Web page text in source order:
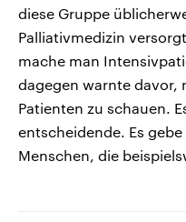
diese Gruppe
Palliativmedizin
mache man
dagegen warnte davor,
Patienten zu schauen.
entscheidende. Es
Menschen, die